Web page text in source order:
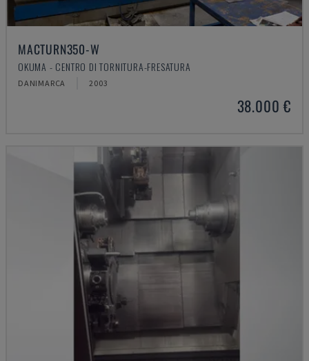
MACTURN350-W
OKUMA - CENTRO DI TORNITURA-FRESATURA
DANIMARCA 2003
38.000 €